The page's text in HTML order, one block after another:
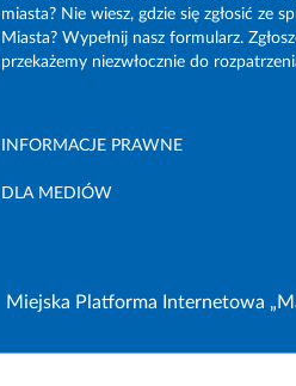
miasta? Nie wiesz, gdzie się zgłosić ze
Miasta? Wypełnij nasz formularz.
przekażemy niezwłocznie do
INFORMACJE PRAWNE
DLA MEDIÓW
Miejska Platforma Internetowa